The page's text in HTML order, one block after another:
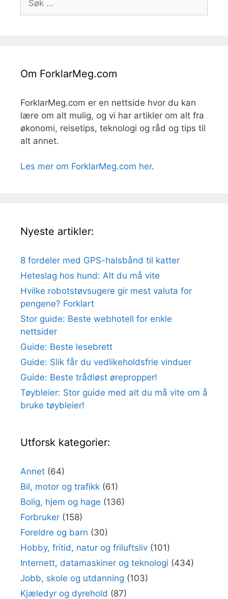
etter:
Om ForklarMeg.com
ForklarMeg.com er en nettside hvor du kan
lære om alt mulig, og vi har artikler om alt fra
økonomi, reisetips, teknologi og råd og tips til
alt annet.
Les mer om ForklarMeg.com her.
Nyeste artikler:
8 fordeler med GPS-halsbånd til katter
Heteslag hos hund: Alt du må vite
Hvilke robotstøvsugere gir mest valuta for
pengene? Forklart
Stor guide: Beste webhotell for enkle
nettsider
Guide: Beste lesebrett
Guide: Slik får du vedlikeholdsfrie vinduer
Guide: Beste trådløst ørepropper!
Tøybleier: Stor guide med alt du må vite om å
bruke tøybleier!
Utforsk kategorier:
Annet (64)
Bil, motor og trafikk (61)
Bolig, hjem og hage (136)
Forbruker (158)
Foreldre og barn (30)
Hobby, fritid, natur og friluftsliv (101)
Internett, datamaskiner og teknologi (434)
Jobb, skole og utdanning (103)
Kjæledyr og dyrehold (87)